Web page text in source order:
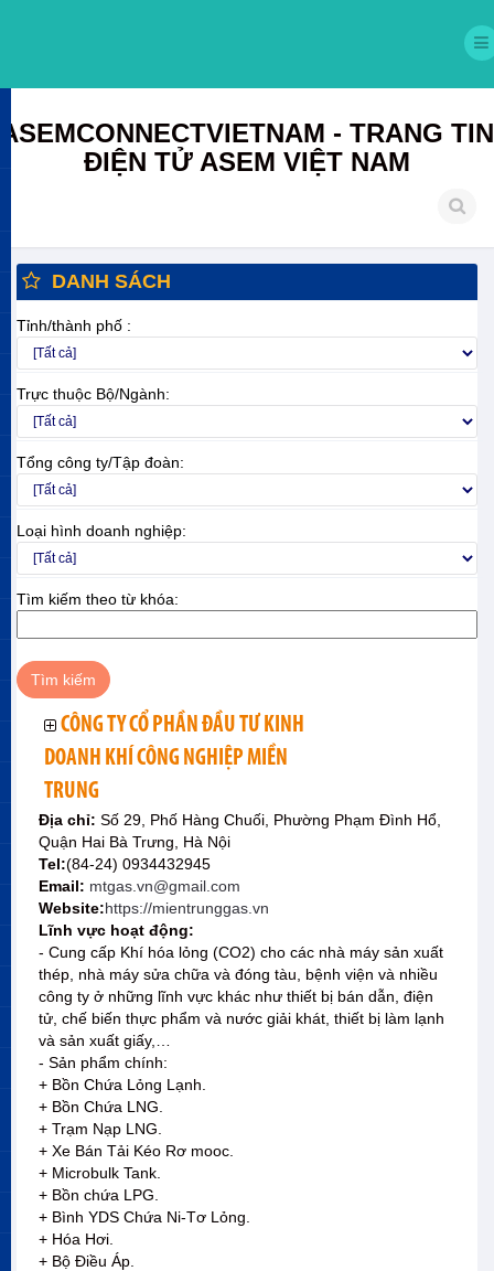
ASEMCONNECTVIETNAM - TRANG TIN
ĐIỆN TỬ ASEM VIỆT NAM
DANH SÁCH
Tỉnh/thành phố :
Trực thuộc Bộ/Ngành:
Tổng công ty/Tập đoàn:
Loại hình doanh nghiệp:
Tìm kiếm theo từ khóa:
CÔNG TY CỔ PHẦN ĐẦU TƯ KINH
DOANH KHÍ CÔNG NGHIỆP MIỀN
TRUNG
Địa chỉ: Số 29, Phố Hàng Chuối, Phường Phạm Đình Hổ,
Quận Hai Bà Trưng, Hà Nội
Tel:(84-24) 0934432945
Email: mtgas.vn@gmail.com
Website:https://mientrunggas.vn
Lĩnh vực hoạt động:
- Cung cấp Khí hóa lỏng (CO2) cho các nhà máy sản xuất
thép, nhà máy sửa chữa và đóng tàu, bệnh viện và nhiều
công ty ở những lĩnh vực khác như thiết bị bán dẫn, điện
tử, chế biến thực phẩm và nước giải khát, thiết bị làm lạnh
và sản xuất giấy,…
- Sản phẩm chính:
+ Bồn Chứa Lỏng Lạnh.
+ Bồn Chứa LNG.
+ Trạm Nạp LNG.
+ Xe Bán Tải Kéo Rơ mooc.
+ Microbulk Tank.
+ Bồn chứa LPG.
+ Bình YDS Chứa Ni-Tơ Lỏng.
+ Hóa Hơi.
+ Bộ Điều Áp.